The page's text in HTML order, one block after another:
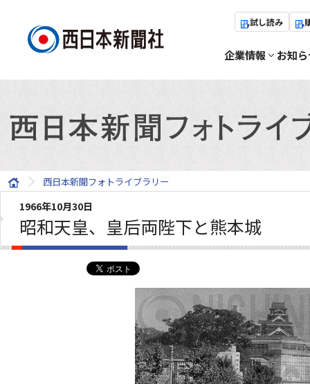
試し読み
企業情報 お知
西日本新聞フォトライブラリー
1966年10月30日
昭和天皇、皇后両陛下と熊本城